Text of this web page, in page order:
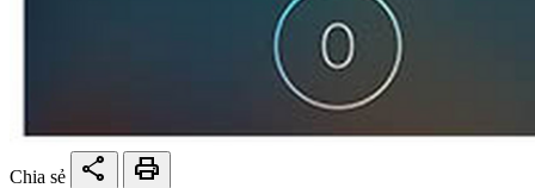
Chia sẻ share print